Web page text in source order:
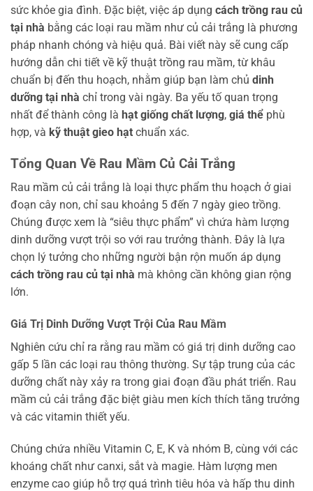
sức khỏe gia đình. Đặc biệt, việc áp dụng cách trồng rau củ
tại nhà bằng các loại rau mầm như củ cải trắng là phương
pháp nhanh chóng và hiệu quả. Bài viết này sẽ cung cấp
hướng dẫn chi tiết về kỹ thuật trồng rau mầm, từ khâu
chuẩn bị đến thu hoạch, nhằm giúp bạn làm chủ dinh
dưỡng tại nhà chỉ trong vài ngày. Ba yếu tố quan trọng
nhất để thành công là hạt giống chất lượng, giá thể phù
hợp, và kỹ thuật gieo hạt chuẩn xác.
Tổng Quan Về Rau Mầm Củ Cải Trắng
Rau mầm củ cải trắng là loại thực phẩm thu hoạch ở giai
đoạn cây non, chỉ sau khoảng 5 đến 7 ngày gieo trồng.
Chúng được xem là “siêu thực phẩm” vì chứa hàm lượng
dinh dưỡng vượt trội so với rau trưởng thành. Đây là lựa
chọn lý tưởng cho những người bận rộn muốn áp dụng
cách trồng rau củ tại nhà mà không cần không gian rộng
lớn.
Giá Trị Dinh Dưỡng Vượt Trội Của Rau Mầm
Nghiên cứu chỉ ra rằng rau mầm có giá trị dinh dưỡng cao
gấp 5 lần các loại rau thông thường. Sự tập trung của các
dưỡng chất này xảy ra trong giai đoạn đầu phát triển. Rau
mầm củ cải trắng đặc biệt giàu men kích thích tăng trưởng
và các vitamin thiết yếu.
Chúng chứa nhiều Vitamin C, E, K và nhóm B, cùng với các
khoáng chất như canxi, sắt và magie. Hàm lượng men
enzyme cao giúp hỗ trợ quá trình tiêu hóa và hấp thu dinh